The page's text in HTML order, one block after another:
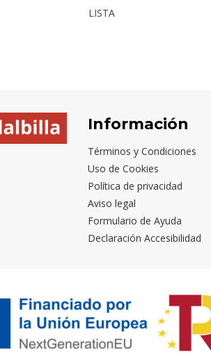
LISTA
Información
Términos y Condiciones
Uso de Cookies
Política de privacidad
Aviso legal
Formulario de Ayuda
Declaración Accesibilidad